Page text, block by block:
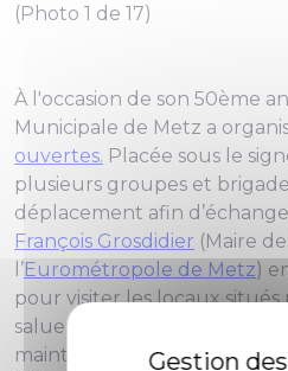
(Photo 1 de 17)
À l'occasion de son 50ème
Municipale de Metz a
ouvertes. Placée sous le
plusieurs groupes et
déplacement afin
François Grosdidier (Maire
l’Eurométropole de Metz)
pour visiter les locaux
saluer les 117 agents et
maintien de l’ordre et la